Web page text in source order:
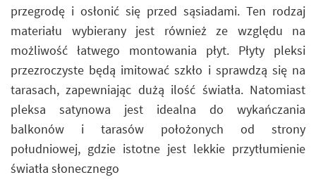
przegrodę i osłonić się przed sąsiadami. Ten rodzaj
materiału wybierany jest również ze względu na
możliwość łatwego montowania płyt. Płyty pleksi
przezroczyste będą imitować szkło i sprawdzą się na
tarasach, zapewniając dużą ilość światła. Natomiast
pleksa satynowa jest idealna do wykańczania
balkonów i tarasów położonych od strony
południowej, gdzie istotne jest lekkie przytłumienie
światła słonecznego